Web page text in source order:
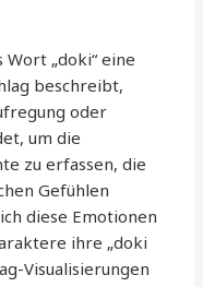
„doki“ eine
beschreibt,
oder
um die
zu erfassen, die
Gefühlen
diese Emotionen
ihre „doki
Visualisierungen